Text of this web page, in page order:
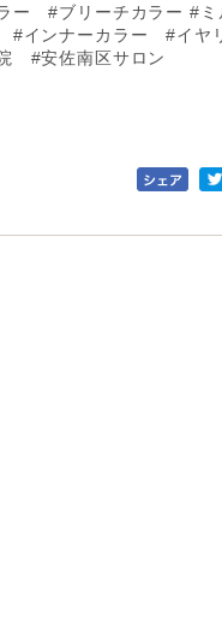
ー #ブリーチカラー #
#インナーカラー #イヤ
#安佐南区サロン